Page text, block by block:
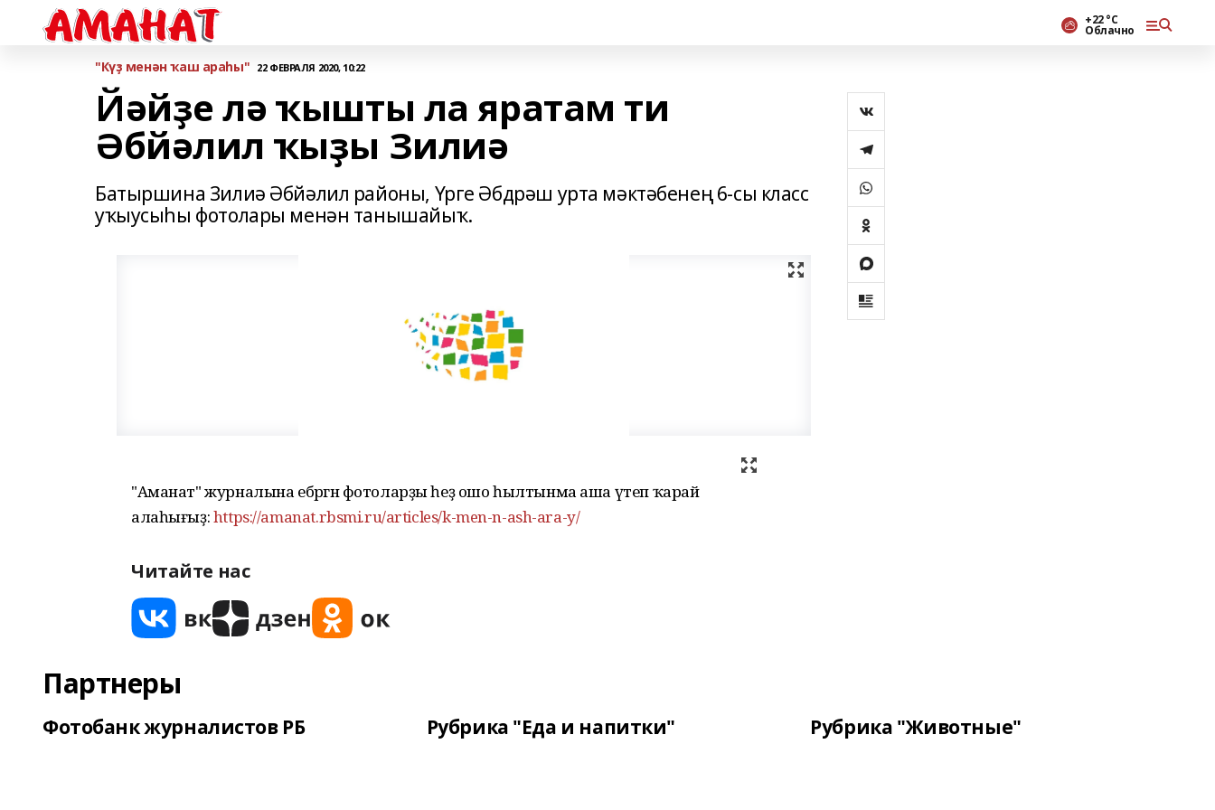
+22 °С
Облачно
"Күҙ менән ҡаш араһы" 22 ФЕВРАЛЯ 2020, 10:22
Йәйҙе лә ҡышты ла яратам ти
Әбйәлил ҡыҙы Зилиә
Батыршина Зилиә Әбйәлил районы, Үрге Әбдрәш урта мәктәбенең 6-сы класс
уҡыусыһы фотолары менән танышайыҡ.
"Аманат" журналына ебәргән фотоларҙы һеҙ ошо һылтынма аша үтеп ҡарай
алаһығыҙ:https://amanat.rbsmi.ru/articles/k-men-n-ash-ara-y/
Читайте нас
Партнеры
Фотобанк журналистов РБ Рубрика "Еда и напитки" Рубрика "Животные"